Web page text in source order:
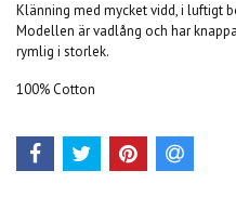
Klänning med mycket vidd, i luftigt
Modellen är vadlång och har
rymlig i storlek.
100% Cotton